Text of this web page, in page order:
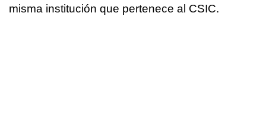
misma institución que pertenece al CSIC.